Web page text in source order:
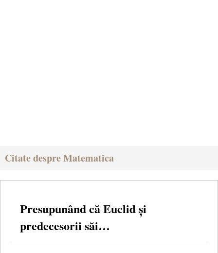
Citate despre Matematica
Presupunând că Euclid și
predecesorii săi…